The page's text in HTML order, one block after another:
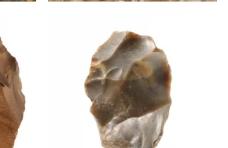
zone A © Paléotime